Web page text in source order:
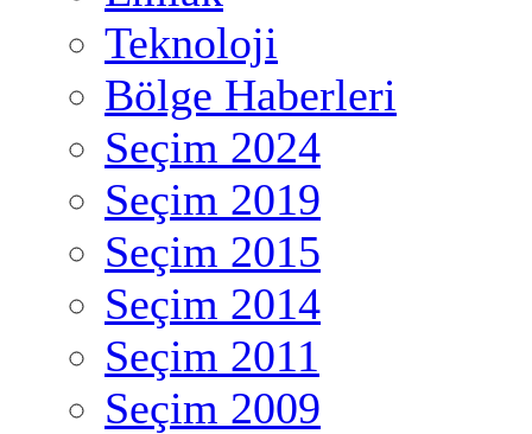
Teknoloji
Bölge Haberleri
Seçim 2024
Seçim 2019
Seçim 2015
Seçim 2014
Seçim 2011
Seçim 2009